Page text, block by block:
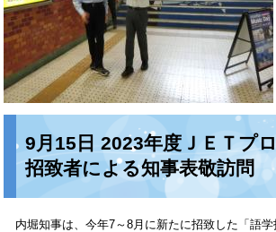
9月15日 2023年度ＪＥＴプ
招致者による知事表敬訪問
内堀知事は、今年7～8月に新たに招致した「語